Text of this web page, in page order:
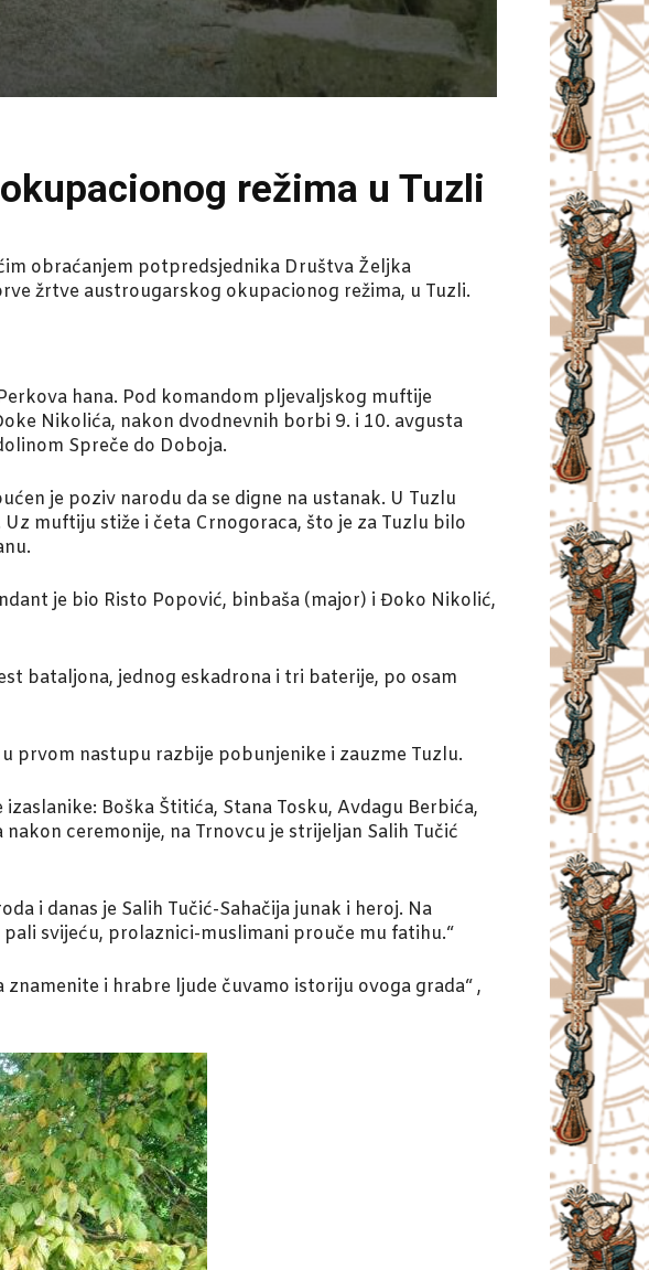
režima u Tuzli
obraćanjem potpredsjednika Društva Željka
žrtve austrougarskog okupacionog režima, u Tuzli.
hana. Pod komandom pljevaljskog muftije
Nikolića, nakon dvodnevnih borbi 9. i 10. avgusta
Spreče do Doboja.
je poziv narodu da se digne na ustanak. U Tuzlu
muftiju stiže i četa Crnogoraca, što je za Tuzlu bilo
je bio Risto Popović, binbaša (major) i Đoko Nikolić,
bataljona, jednog eskadrona i tri baterije, po osam
prvom nastupu razbije pobunjenike i zauzme Tuzlu.
Boška Štitića, Stana Tosku, Avdagu Berbića,
ceremonije, na Trnovcu je strijeljan Salih Tučić
i danas je Salih Tučić-Sahačija junak i heroj. Na
svijeću, prolaznici-muslimani prouče mu fatihu.“
i hrabre ljude čuvamo istoriju ovoga grada“ ,